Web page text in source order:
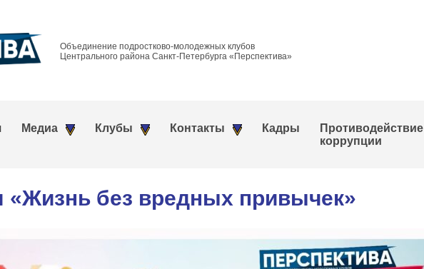
Объединение подростково-молодежных клубов
Центрального района Санкт-Петербурга «Перспектива»
Медиа Клубы Контакты Кадры
Противодействие
коррупции
«Жизнь без вредных привычек»